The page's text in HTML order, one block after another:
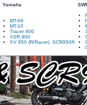
Yamaha
MT-09
MT-10
Tracer 900
XSR 900
XV 950 (R/Racer), SCR950R